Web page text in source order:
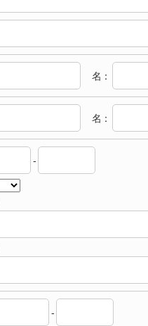
名：
名：
-
-